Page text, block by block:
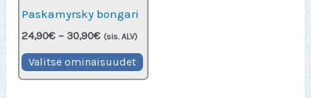
Paskamyrsky bongari
24,90€ – 30,90€Hintaluokka:
-
30,90€
(sis. ALV)
Valitse ominaisuudet Tällä
tuotteella